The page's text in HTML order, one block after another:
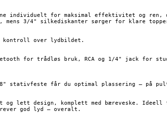
individuelt for maksimal effektivitet og
mens 3/4" silkediskanter sørger for klare
kontroll over lydbildet.
for trådløs bruk, RCA og 1/4" jack for
8" stativfeste får du optimal plassering – på
og lett design, komplett med bæreveske. Ideell
god lyd – overalt.